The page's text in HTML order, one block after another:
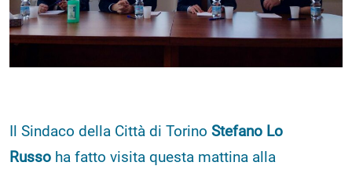
Il Sindaco della Città di Torino Stefano Lo
Russo ha fatto visita questa mattina alla